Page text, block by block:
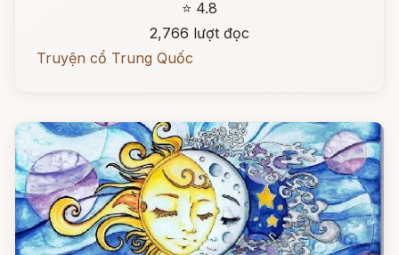
⭐ 4.8
2,766 lượt đọc
Truyện cổ Trung Quốc